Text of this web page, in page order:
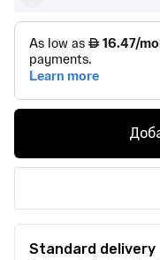
Standard delivery